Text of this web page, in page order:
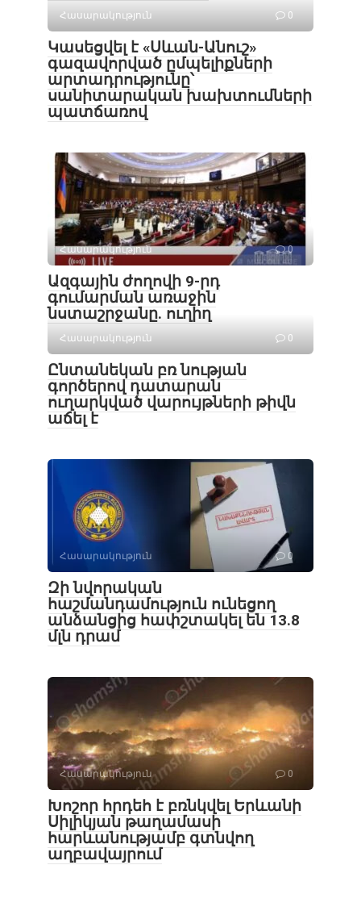
Հասարակություն 0
Կասեցվել է «Սևան-Անուշ»
գազավորված ըմպելիքների
արտադրությունը՝
սանիտարական խախտումների
պատճառով
Հասարակություն 0
Ազգային ժողովի 9-րդ
գումարման առաջին
նստաշրջանը. ուղիղ
Հասարակություն 0
Ընտանեկան բռ նության
գործերով դատարան
ուղարկված վարույթների թիվն
աճել է
Հասարակություն 0
Զի նվորական
հաշմանդամություն ունեցող
անձանցից հափշտակել են 13.8
մլն դրամ
Հասարակություն 0
Խոշոր հրդեհ է բռնկվել Երևանի
Սիլիկյան թաղամասի
հարևանությամբ գտնվող
աղբավայրում